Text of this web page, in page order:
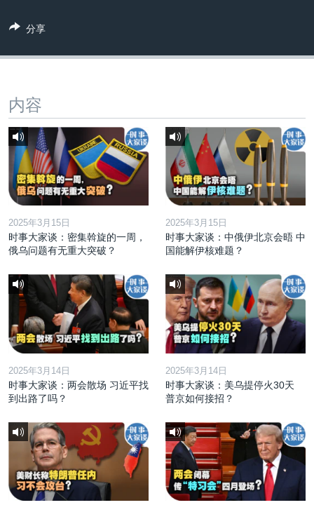
台海两岸关系
南中国海争端
关注新疆
GEN Z 看美国
其他语言网站
分享
内容
2025年3月15日
时事大家谈：密集斡旋的一周，
俄乌问题有无重大突破？
2025年3月15日
时事大家谈：中俄伊北京会晤 中
国能解伊核难题？
2025年3月14日
时事大家谈：两会散场 习近平找
到出路了吗？
2025年3月14日
时事大家谈：美乌提停火30天
普京如何接招？